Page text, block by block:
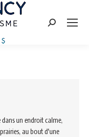
Search:
un endroit calme,
au bout d'une